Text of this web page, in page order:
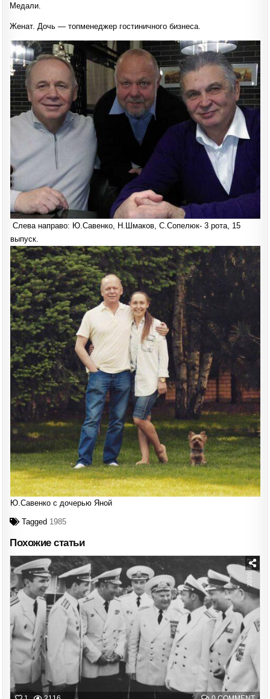
Медали.
Женат. Дочь — топменеджер гостиничного бизнеса.
Слева направо: Ю.Савенко, Н.Шмаков, С.Сопелюк- 3 рота, 15
выпуск.
Ю.Савенко с дочерью Яной
Tagged 1985
Похожие статьи
Posted
in